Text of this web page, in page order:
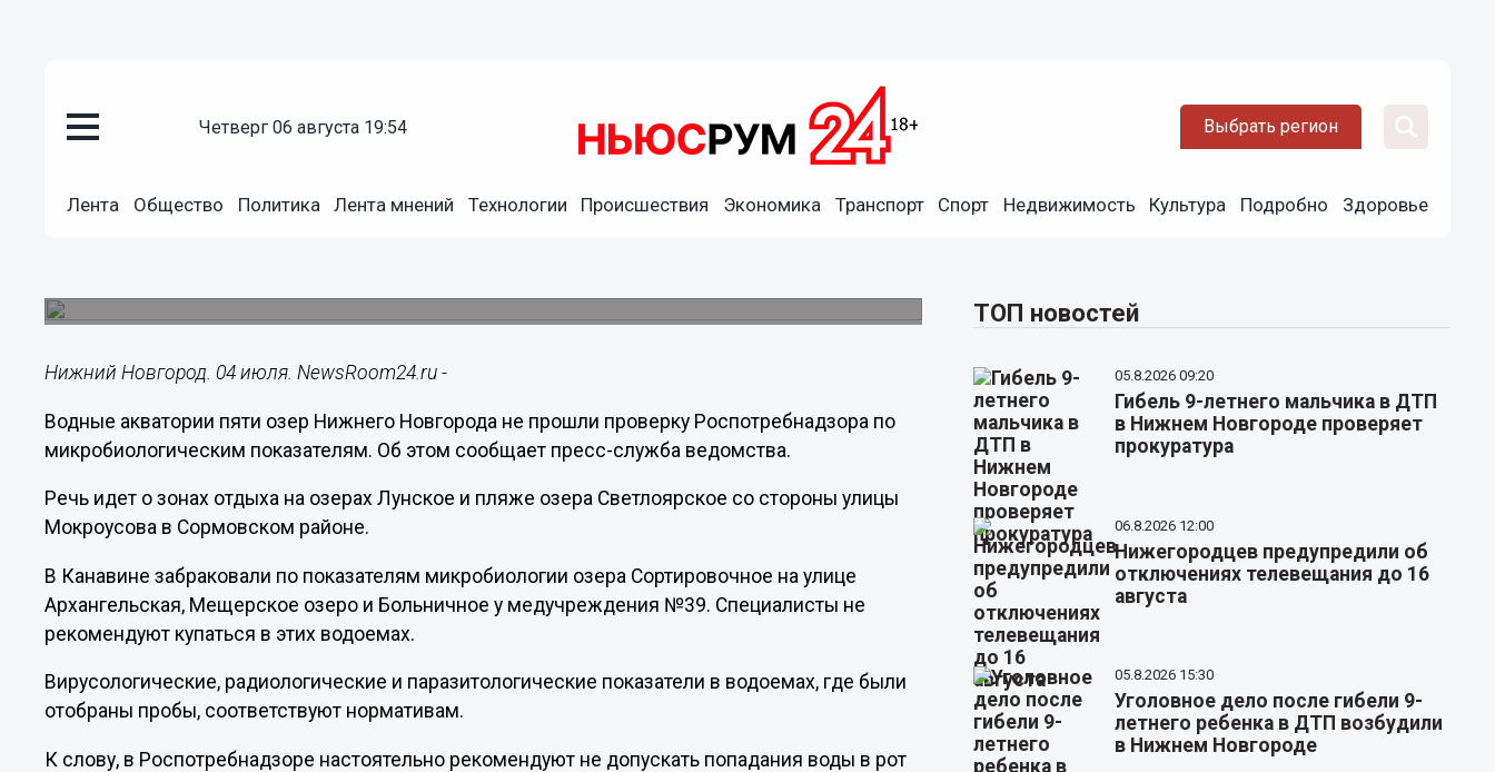
четверг 06 августа 19:54 Выбрать регион
Лента Общество Политика Лента мнений Технологии Происшествия Экономика Транспорт Спорт Недвижимость Культура Подробно Здоровье
Вода в пяти озерах Нижнего Новгорода не прошла проверку
Нижний Новгород. 04 июля. NewsRoom24.ru -
Водные акватории пяти озер Нижнего Новгорода не прошли проверку Роспотребнадзора по
микробиологическим показателям. Об этом сообщает пресс-служба ведомства.
Речь идет о зонах отдыха на озерах Лунское и пляже озера Светлоярское со стороны улицы
Мокроусова в Сормовском районе.
В Канавине забраковали по показателям микробиологии озера Сортировочное на улице
Архангельская, Мещерское озеро и Больничное у медучреждения №39. Специалисты не
рекомендуют купаться в этих водоемах.
Вирусологические, радиологические и паразитологические показатели в водоемах, где были
отобраны пробы, соответствуют нормативам.
К слову, в Роспотребнадзоре настоятельно рекомендуют не допускать попадания воды в рот
ТОП новостей
05.8.2026 09:20
Гибель 9-летнего мальчика в ДТП
в Нижнем Новгороде проверяет
прокуратура
06.8.2026 12:00
Нижегородцев предупредили об
отключениях телевещания до 16
августа
05.8.2026 15:30
Уголовное дело после гибели 9-
летнего ребенка в ДТП возбудили
в Нижнем Новгороде